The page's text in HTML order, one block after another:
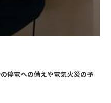
停電への備えや電気火災の予